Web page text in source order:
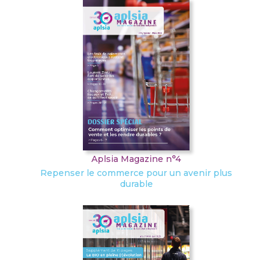
Aplsia Magazine n°4
Repenser le commerce pour un avenir plus
durable